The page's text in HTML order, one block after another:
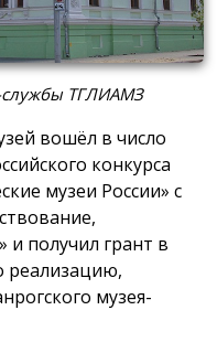
службы ТГЛИАМЗ
вошёл в число
конкурса
музеи России» с
и получил грант в
реализацию,
музея-